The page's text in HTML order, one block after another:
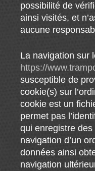
possibilité de
ainsi visités, et
aucune
La navigation sur
https://
susceptible de
cookie(s) sur
cookie est un
permet pas
qui enregistre
navigation d’un
données ainsi
navigation